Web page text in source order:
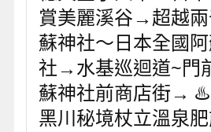
賞美麗溪谷→超越
蘇神社～日本全國
社→水基巡迴道~門
蘇神社前商店街→
黑川秘境杖立溫泉